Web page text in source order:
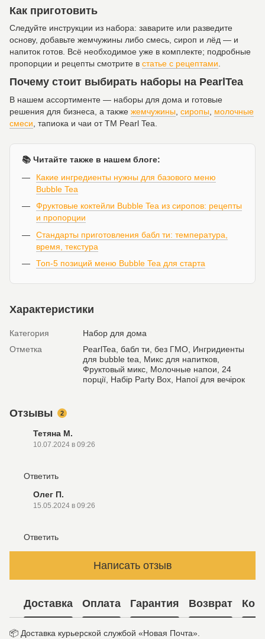
Как приготовить
Следуйте инструкции из набора: заварите или разведите
основу, добавьте жемчужины либо смесь, сироп и лёд — и
напиток готов. Всё необходимое уже в комплекте; подробные
пропорции и рецепты смотрите в статье с рецептами.
Почему стоит выбирать наборы на PearlTea
В нашем ассортименте — наборы для дома и готовые
решения для бизнеса, а также жемчужины сиропы
молочные
смеси , тапиока и чаи от ТМ Pearl Tea.
📚 Читайте также в нашем блоге:
Какие ингредиенты нужны для базового меню
Bubble Tea
Фруктовые коктейли Bubble Tea из сиропов: рецепты
и пропорции
Стандарты приготовления бабл ти: температура,
время, текстура
Топ-5 позиций меню Bubble Tea для старта
Характеристики
Категория
Набор для дома
Отметка
PearlTea, бабл ти, без ГМО, Ингридиенты
для bubble tea, Микс для напитков,
Фруктовый микс, Молочные напои, 24
порції, Набір Party Box, Напої для вечірок
Отзывы 2
Тетяна М.
10.07.2024 в 09:26
Ответить
Олег П.
15.05.2024 в 09:26
Ответить
Написать отзыв
Доставка Оплата Гарантия Возврат
📦 Доставка курьерской службой «Новая Почта».